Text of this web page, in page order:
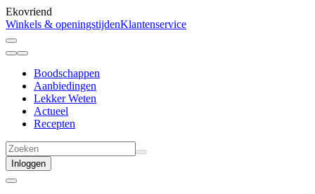
Ekovriend
Winkels & openingstijdenKlantenservice
Boodschappen
Aanbiedingen
Lekker Weten
Actueel
Recepten
Inloggen